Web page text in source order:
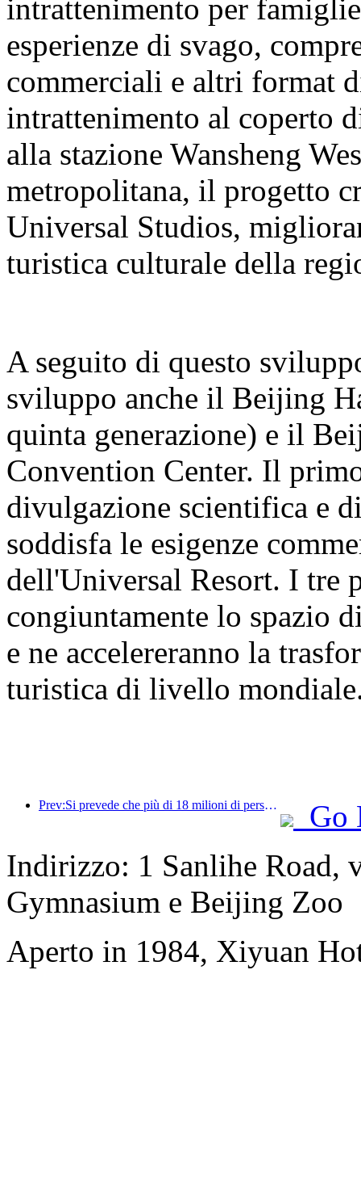
intrattenimento per
esperienze di svago,
commerciali e altri format
intrattenimento al coperto
alla stazione Wansheng
metropolitana, il progetto
Universal Studios,
turistica culturale della
A seguito di questo
sviluppo anche il Beijing
quinta generazione) e il
Convention Center. Il
divulgazione scientifica e
soddisfa le esigenze
dell'Universal Resort. I tre
congiuntamente lo spazio
e ne accelereranno la
turistica di livello
Prev:Si prevede che più di 18 milioni di persone entreranno e usciranno dal Paese durante i 9 giorni di festività della Festa di Primavera.
Go
Indirizzo: 1 Sanlihe Road,
Gymnasium e Beijing Zoo
Aperto in 1984, Xiyuan